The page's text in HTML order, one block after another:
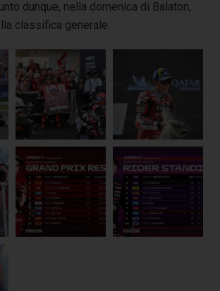
dunque, nella domenica di Balaton,
classifica generale.